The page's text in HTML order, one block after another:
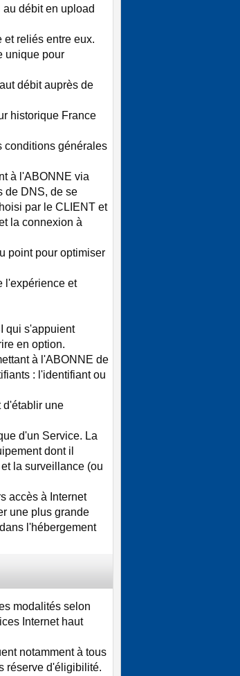
débit en upload
et reliés entre eux.
unique pour
débit auprès de
historique France
conditions générales
à l'ABONNE via
de DNS, de se
par le CLIENT et
la connexion à
point pour optimiser
l'expérience et
qui s'appuient
en option.
à l'ABONNE de
: l'identifiant ou
d'établir une
d'un Service. La
dont il
la surveillance (ou
accès à Internet
une plus grande
l'hébergement
modalités selon
Internet haut
notamment à tous
réserve d'éligibilité.